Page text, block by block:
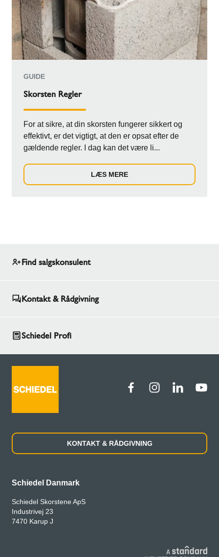
GUIDE
Skorsten Regler
For at sikre, at din skorsten fungerer sikkert og
effektivt, er det vigtigt, at den er opsat efter de
gældende regler. I dag kan det være li...
LÆS MERE
Find salgskonsulent
Kontakt & Rådgivning
Schiedel Profi
KONTAKT & RÅDGIVNING
Schiedel Danmark
Schiedel Skorstene ApS
Industrivej 23
7470 Karup J